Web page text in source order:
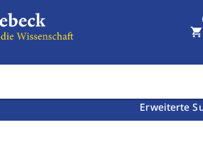
Erweiterte
shopping_cart